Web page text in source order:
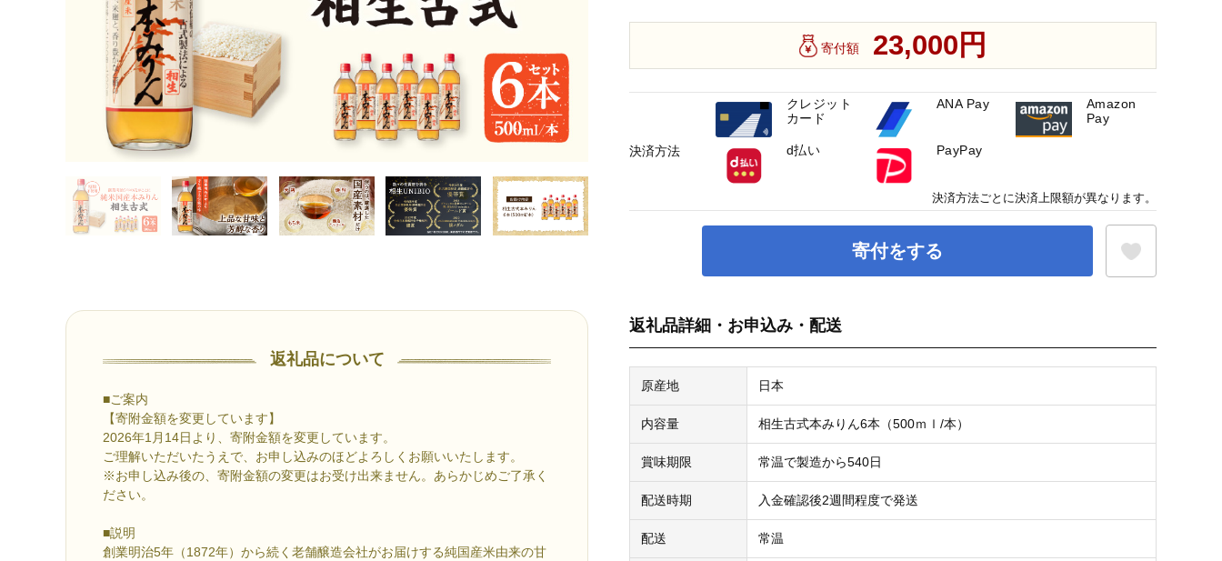
返礼品について
■ご案内
【寄附金額を変更しています】
2026年1月14日より、寄附金額を変更しています。
ご理解いただいたうえで、お申し込みのほどよろしくお願いいたします。
※お申し込み後の、寄附金額の変更はお受け出来ません。あらかじめご了承く
ださい。
■説明
創業明治5年（1872年）から続く老舗醸造会社がお届けする純国産米由来の甘
寄付額 23,000円
寄付をする
返礼品詳細・お申込み・配送
原産地 日本
内容量 相生古式本みりん6本（500ｍｌ/本）
賞味期限 常温で製造から540日
配送時期 入金確認後2週間程度で発送
配送 常温
決済方法
クレジット
カード
ANA Pay
Amazon
Pay
d払い PayPay
決済方法ごとに決済上限額が異なります。